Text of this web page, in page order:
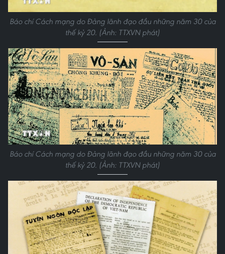
Báo chí Cách mạng do Đảng lãnh đạo đầu những năm 30 của
thế kỷ 20. (Ảnh: TTXVN phát)
Báo chí Cách mạng do Đảng lãnh đạo đầu những năm 30 của
thế kỷ 20. (Ảnh: TTXVN phát)